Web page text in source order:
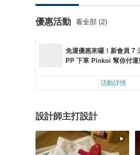
優惠活動 看全部 (2)
免運優惠來囉！新會員 7
PP 下單 Pinkoi 幫你付
活動詳情
設計師主打設計